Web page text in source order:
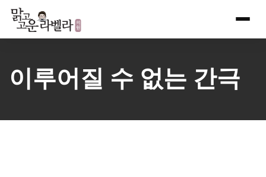
Skip
content
이루어질 수 없는 간극